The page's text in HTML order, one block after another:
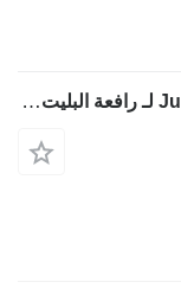
لوحة العدادات Jungheinrich 50025407013 لـ رافعة البليت الكهربائية